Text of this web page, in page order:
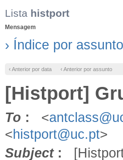
Lista histport
Mensagem
› Índice por
‹ Anterior por data ‹ Anterior por assunto
[Histport]
To : <
<histport@uc.pt>
Subject: